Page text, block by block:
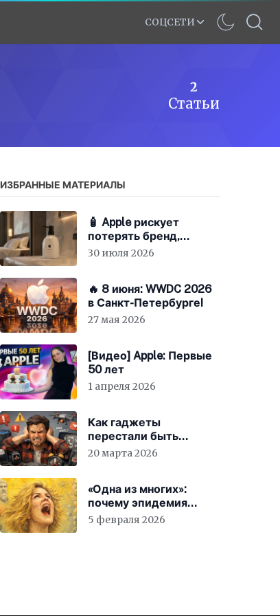
СОЦСЕТИ
2
Статьи
ИЗБРАННЫЕ МАТЕРИАЛЫ
🧴 Apple рискует
потерять бренд,
экономя на «мыле»
30 июля 2026
🔥 8 июня: WWDC 2026
в Санкт-Петербурге!
27 мая 2026
[Видео] Apple: Первые
50 лет
1 апреля 2026
Как гаджеты
перестали быть
просто устройствами и
20 марта 2026
«Одна из многих»:
почему эпидемия
счастья страшнее
5 февраля 2026